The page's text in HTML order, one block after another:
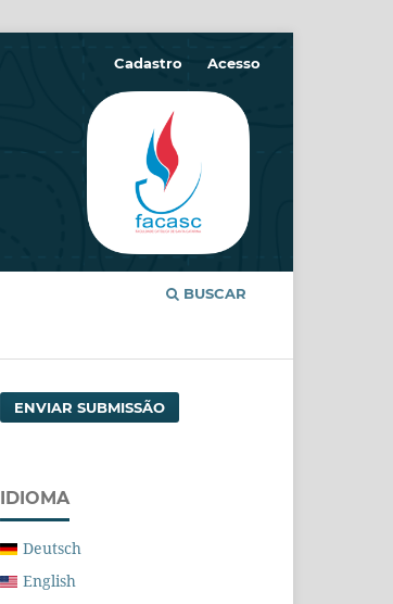
BUSCAR
Cadastro Acesso
ENVIAR SUBMISSÃO
IDIOMA
Deutsch
English